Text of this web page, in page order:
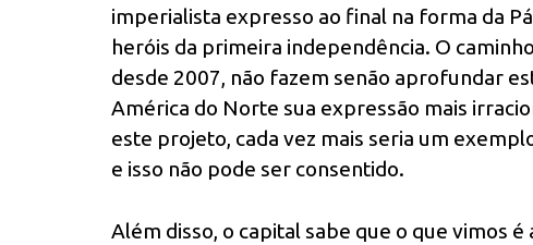
imperialista expresso ao final na forma da
heróis da primeira independência. O
desde 2007, não fazem senão aprofundar
América do Norte sua expressão mais
este projeto, cada vez mais seria um
e isso não pode ser consentido.
Além disso, o capital sabe que o que vimos